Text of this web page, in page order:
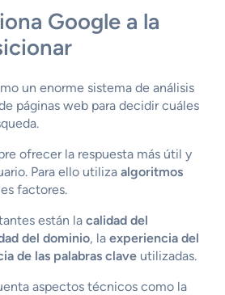
Google a la
un enorme sistema de análisis
páginas web para decidir cuáles
ofrecer la respuesta más útil y
Para ello utiliza algoritmos
factores.
están la calidad del
del dominio, la experiencia del
de las palabras clave utilizadas.
aspectos técnicos como la